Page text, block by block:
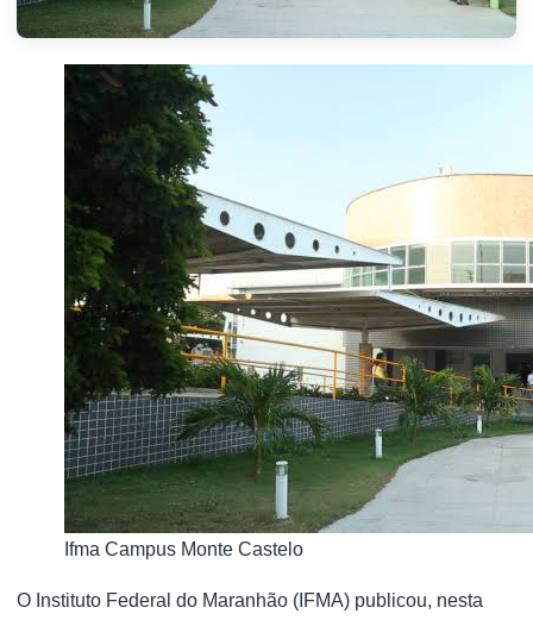
Ifma Campus Monte Castelo
O Instituto Federal do Maranhão (IFMA) publicou, nesta